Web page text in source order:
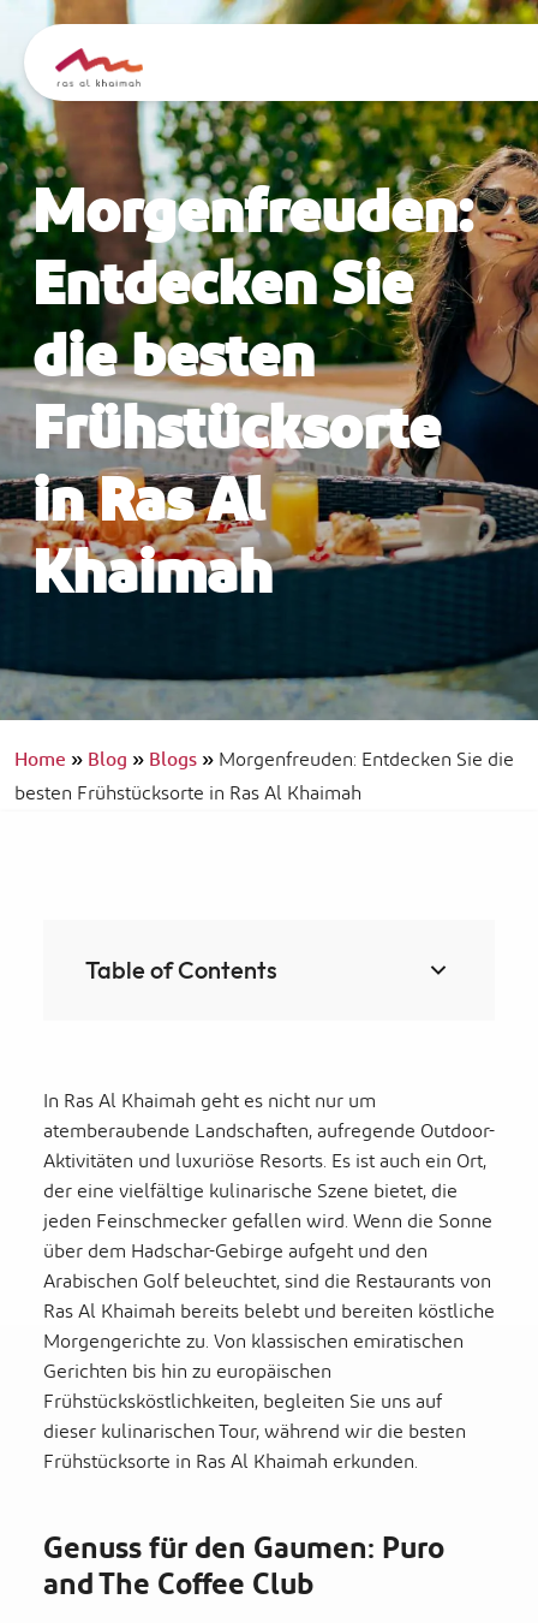
Angebote
Inspiriert werden
Wo übernachten
Dinge zu tun
Reise planen
🇩🇪 DE Events
Morgenfreuden:
Entdecken Sie
die besten
Frühstücksorte
in Ras Al
Khaimah
Home»Blog»Blogs»Morgenfreuden: Entdecken Sie die
besten Frühstücksorte in Ras Al Khaimah
Table of Contents
In Ras Al Khaimah geht es nicht nur um
atemberaubende Landschaften, aufregende Outdoor-
Aktivitäten und luxuriöse Resorts. Es ist auch ein Ort,
der eine vielfältige kulinarische Szene bietet, die
jeden Feinschmecker gefallen wird. Wenn die Sonne
über dem Hadschar-Gebirge aufgeht und den
Arabischen Golf beleuchtet, sind die Restaurants von
Ras Al Khaimah bereits belebt und bereiten köstliche
Morgengerichte zu. Von klassischen emiratischen
Gerichten bis hin zu europäischen
Frühstücksköstlichkeiten, begleiten Sie uns auf
dieser kulinarischen Tour, während wir die besten
Frühstücksorte in Ras Al Khaimah erkunden.
Genuss für den Gaumen: Puro
and The Coffee Club